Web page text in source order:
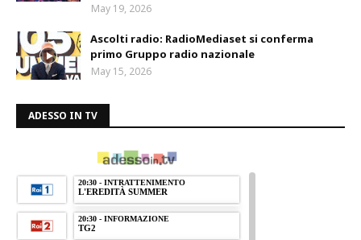
May 19, 2026
Ascolti radio: RadioMediaset si conferma
primo Gruppo radio nazionale
May 15, 2026
ADESSO IN TV